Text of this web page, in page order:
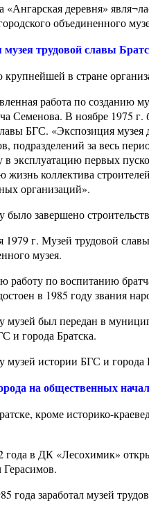
«Ангарская деревня»
объединенного
трудовой славы
в стране
работа по созданию
Семенова. В ноябре 1975
БГС. «Экспозиция музея
подразделений за весь
эксплуатацию первых
жизнь коллектива
организаций».
было завершено
1979 г. Музей трудовой
музея.
работу по воспитанию
в 1985 году звания
музей был передан в
и города Братска.
музей истории БГС и города
на общественных
кроме историко-
года в ДК «Лесохимик»
года заработал музей